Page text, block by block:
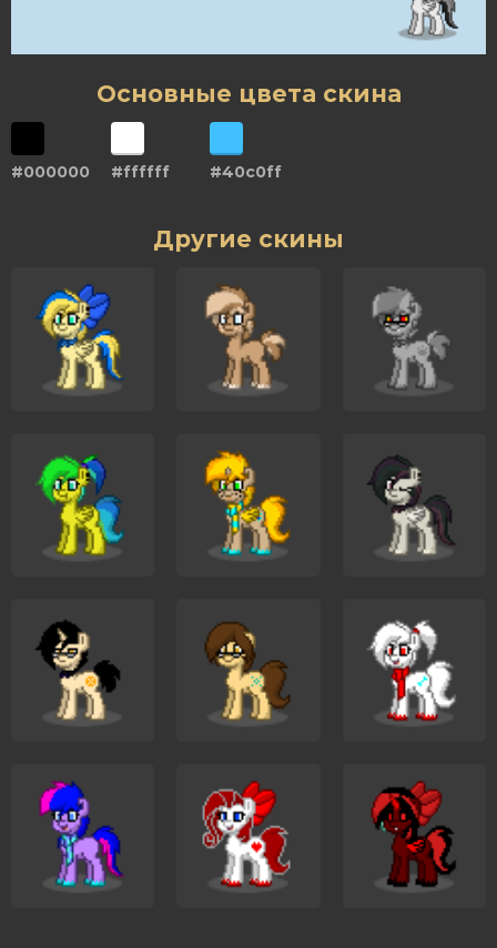
Основные цвета скина
#000000 #ffffff #40c0ff
Другие скины